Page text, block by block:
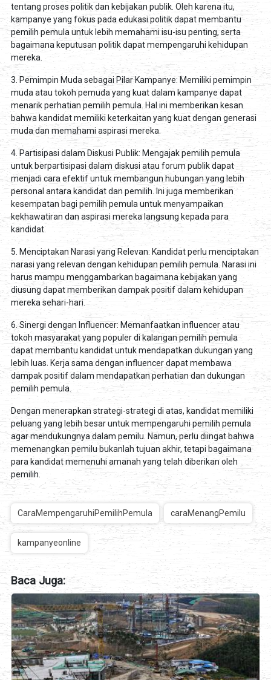
tentang proses politik dan kebijakan publik. Oleh karena itu,
kampanye yang fokus pada edukasi politik dapat membantu
pemilih pemula untuk lebih memahami isu-isu penting, serta
bagaimana keputusan politik dapat mempengaruhi kehidupan
mereka.
3. Pemimpin Muda sebagai Pilar Kampanye: Memiliki pemimpin
muda atau tokoh pemuda yang kuat dalam kampanye dapat
menarik perhatian pemilih pemula. Hal ini memberikan kesan
bahwa kandidat memiliki keterkaitan yang kuat dengan generasi
muda dan memahami aspirasi mereka.
4. Partisipasi dalam Diskusi Publik: Mengajak pemilih pemula
untuk berpartisipasi dalam diskusi atau forum publik dapat
menjadi cara efektif untuk membangun hubungan yang lebih
personal antara kandidat dan pemilih. Ini juga memberikan
kesempatan bagi pemilih pemula untuk menyampaikan
kekhawatiran dan aspirasi mereka langsung kepada para
kandidat.
5. Menciptakan Narasi yang Relevan: Kandidat perlu menciptakan
narasi yang relevan dengan kehidupan pemilih pemula. Narasi ini
harus mampu menggambarkan bagaimana kebijakan yang
diusung dapat memberikan dampak positif dalam kehidupan
mereka sehari-hari.
6. Sinergi dengan Influencer: Memanfaatkan influencer atau
tokoh masyarakat yang populer di kalangan pemilih pemula
dapat membantu kandidat untuk mendapatkan dukungan yang
lebih luas. Kerja sama dengan influencer dapat membawa
dampak positif dalam mendapatkan perhatian dan dukungan
pemilih pemula.
Dengan menerapkan strategi-strategi di atas, kandidat memiliki
peluang yang lebih besar untuk mempengaruhi pemilih pemula
agar mendukungnya dalam pemilu. Namun, perlu diingat bahwa
memenangkan pemilu bukanlah tujuan akhir, tetapi bagaimana
para kandidat memenuhi amanah yang telah diberikan oleh
pemilih.
CaraMempengaruhiPemilihPemula caraMenangPemilu
kampanyeonline
Baca Juga: